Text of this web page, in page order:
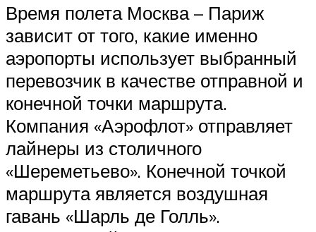
Время полета Москва – Париж
зависит от того, какие именно
аэропорты использует выбранный
перевозчик в качестве отправной и
конечной точки маршрута.
Компания «Аэрофлот» отправляет
лайнеры из столичного
«Шереметьево». Конечной точкой
маршрута является воздушная
гавань «Шарль де Голль».